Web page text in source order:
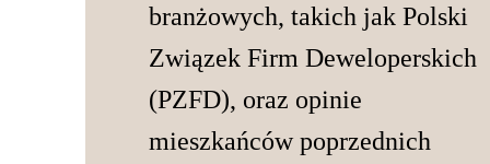
branżowych, takich jak Polski
Związek Firm Deweloperskich
(PZFD), oraz opinie
mieszkańców poprzednich